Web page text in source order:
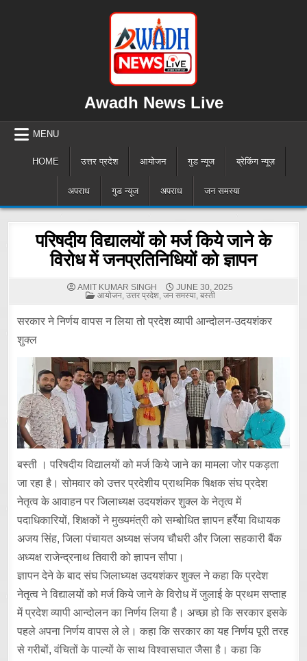
Awadh News Live
MENU
HOME उत्तर प्रदेश आयोजन गुड न्यूज ब्रेकिंग न्यूज़
अपराध गुड न्यूज अपराध जन समस्या
परिषदीय विद्यालयों को मर्ज किये जाने के
विरोध में जनप्रतिनिधियों को ज्ञापन
AMIT KUMAR SINGH JUNE 30, 2025
POSTED
IN
आयोजन, उत्तर प्रदेश, जन समस्या, बस्ती
सरकार ने निर्णय वापस न लिया तो प्रदेश व्यापी आन्दोलन-उदयशंकर
शुक्ल
बस्ती । परिषदीय विद्यालयों को मर्ज किये जाने का मामला जोर पकड़ता
जा रहा है। सोमवार को उत्तर प्रदेशीय प्राथमिक षिक्षक संघ प्रदेश
नेतृत्व के आवाहन पर जिलाध्यक्ष उदयशंकर शुक्ल के नेतृत्व में
पदाधिकारियों, शिक्षकों ने मुख्यमंत्री को सम्बोधित ज्ञापन हर्रैया विधायक
अजय सिंह, जिला पंचायत अध्यक्ष संजय चौधरी और जिला सहकारी बैंक
अध्यक्ष राजेन्द्रनाथ तिवारी को ज्ञापन सौपा।
ज्ञापन देने के बाद संघ जिलाध्यक्ष उदयशंकर शुक्ल ने कहा कि प्रदेश
नेतृत्व ने विद्यालयों को मर्ज किये जाने के विरोध में जुलाई के प्रथम सप्ताह
में प्रदेश व्यापी आन्दोलन का निर्णय लिया है। अच्छा हो कि सरकार इसके
पहले अपना निर्णय वापस ले ले। कहा कि सरकार का यह निर्णय पूरी तरह
से गरीबों, वंचितों के पाल्यों के साथ विश्वासघात जैसा है। कहा कि